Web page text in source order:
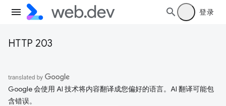
登录
HTTP 203
Google 会使用 AI 技术将内容翻译成您偏好的语言。AI 翻译可能包
含错误。